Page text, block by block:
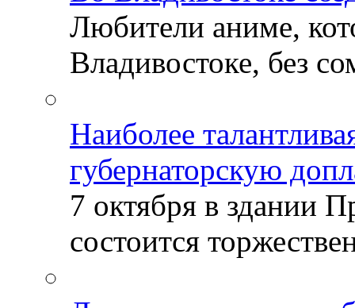
Любители аниме,
Владивостоке, без
Наиболее
губернаторскую
7 октября в здании
состоится